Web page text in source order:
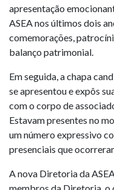
apresentação
ASEA nos últimos dois
comemorações,
balanço patrimonial.
Em seguida, a chapa
se apresentou e expôs
com o corpo de
Estavam presentes no
um número expressivo
presenciais que
A nova Diretoria da
membros da Diretoria, o